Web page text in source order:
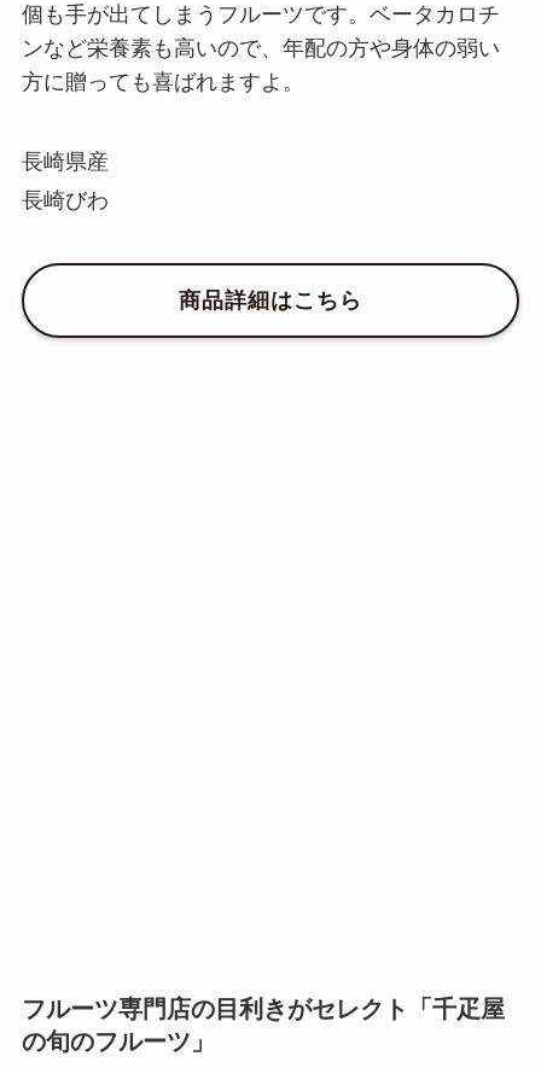
個も手が出てしまうフルーツです。ベータカロチ
ンなど栄養素も高いので、年配の方や身体の弱い
方に贈っても喜ばれますよ。
長崎県産
長崎びわ
商品詳細はこちら
フルーツ専門店の目利きがセレクト「千疋屋
の旬のフルーツ」